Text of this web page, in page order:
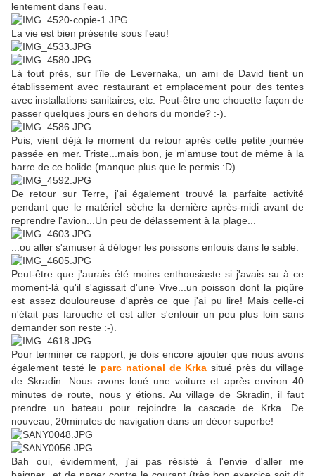
lentement dans l'eau.
La vie est bien présente sous l'eau!
Là tout près, sur l'île de Levernaka, un ami de David tient un
établissement avec restaurant et emplacement pour des tentes
avec installations sanitaires, etc. Peut-être une chouette façon de
passer quelques jours en dehors du monde? :-).
Puis, vient déjà le moment du retour après cette petite journée
passée en mer. Triste...mais bon, je m'amuse tout de même à la
barre de ce bolide (manque plus que le permis :D).
De retour sur Terre, j'ai également trouvé la parfaite activité
pendant que le matériel sèche la dernière après-midi avant de
reprendre l'avion...Un peu de délassement à la plage...
...ou aller s'amuser à déloger les poissons enfouis dans le sable.
Peut-être que j'aurais été moins enthousiaste si j'avais su à ce
moment-là qu'il s'agissait d'une Vive...un poisson dont la piqûre
est assez douloureuse d'après ce que j'ai pu lire! Mais celle-ci
n'était pas farouche et est aller s'enfouir un peu plus loin sans
demander son reste :-).
Pour terminer ce rapport, je dois encore ajouter que nous avons
également testé le parc national de Krka situé près du village
de Skradin. Nous avons loué une voiture et après environ 40
minutes de route, nous y étions. Au village de Skradin, il faut
prendre un bateau pour rejoindre la cascade de Krka. De
nouveau, 20minutes de navigation dans un décor superbe!
Bah oui, évidemment, j'ai pas résisté à l'envie d'aller me